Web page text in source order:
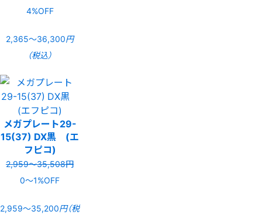
4%OFF
2,365〜36,300円
（税込）
メガプレート29-
15(37) DX黒 (エ
フピコ)
2,959〜35,508円
0〜1%OFF
2,959〜35,200円（税